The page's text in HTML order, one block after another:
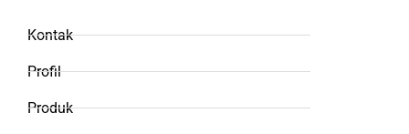
Kontak
Profil
Produk